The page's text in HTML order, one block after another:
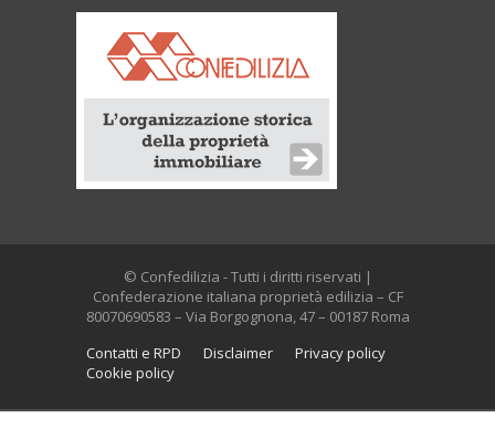
© Confedilizia - Tutti i diritti riservati |
Confederazione italiana proprietà edilizia – CF
80070690583 – Via Borgognona, 47 – 00187 Roma
Contatti e RPD
Disclaimer
Privacy policy
Cookie policy